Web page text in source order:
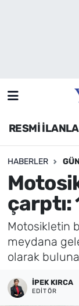
RESMİ
HABERLER
çarptı:
Motosikletin
meydana
olarak
İPEK KIRCA
EDITÖR
Siyaset
Asayiş /
Spor
Magazin
Foto
Künye